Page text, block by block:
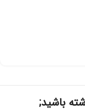
باشید;